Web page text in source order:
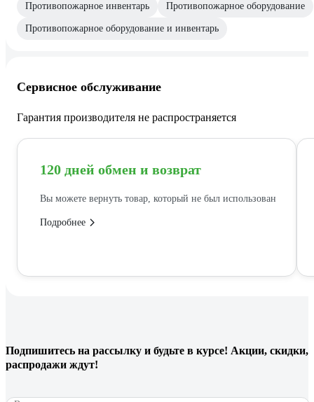
Противопожарное инвентарь Противопожарное оборудование
Противопожарное оборудование и инвентарь
Сервисное обслуживание
Гарантия производителя не распространяется
120 дней обмен и возврат
Вы можете вернуть товар, который не был использован
Подробнее
Подпишитесь на рассылку и будьте в курсе! Акции, скидки,
распродажи ждут!